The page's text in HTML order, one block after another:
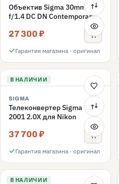
Объектив Sigma 30mm
f/1.4 DC DN Contemporary
27 300 ₽
Гарантия магазина · оригинал
В НАЛИЧИИ
SIGMA
Телеконвертер Sigma TC-
2001 2.0X для Nikon
37 700 ₽
Гарантия магазина · оригинал
В НАЛИЧИИ